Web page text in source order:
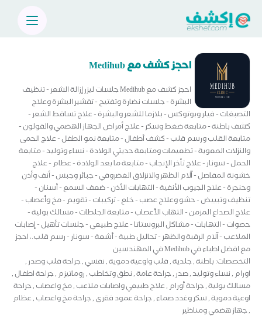
احجز كشف مع Medihub
احجز كشف مع Medihub جلسات ليزر إزالة الشعر - تنظيف
البشرة - جلسات نضارة وتفتيح - تقشير البشرة وعلاج
التصبغات - فيلر وبوتوكس - بلازما للشعر والبشرة - علاج تساقط الشعر -
كشف باطنة - متابعة ضغط وسكر - علاج أمراض الجهاز الهضمي والقولون -
متابعة القلب ورسم قلب - كشف أطفال - متابعة نمو الطفل - علاج الحمى
والنزلات المعوية - تطعيمات ومتابعة حديثي الولادة - نساء وتوليد - متابعة
الحمل - سونار - علاج تأخر الإنجاب - متابعة ما بعد الولادة - عظام - علاج
خشونة المفاصل - آلام الظهر والانزلاق الغضروفي - جبائر وجبس - أنف وأذن
وحنجرة - علاج الجيوب الأنفية - التهابات الأذن - ضعف السمع - أسنان -
تنظيف وتبييض - حشو وعلاج عصب - خلع - تركيبات - تقويم - مخ وأعصاب -
علاج الصداع المزمن - التهاب الأعصاب - متابعة الجلطات - مسالك بولية -
حصوات - التهابات - مشاكل البروستاتا - علاج طبيعي - جلسات تأهيل - إصابات
الملاعب - آلام الرقبة والظهر - تحاليل طبية - أشعة - سونار - رسم قلب.، احجز
مع افضل اطباء في Medihub في المهندسين
التخصصات: باطنة , جلدية , قلب واوعية دموية , نفسي , جراحة قلب وصدر ,
اورام , نساء وتوليد , صدر , جراحة عامة , نطق وتخاطب , روماتيزم , جراحة اطفال ,
مسالك بولية , جراحة أورام , علاج طبيعي واصابات ملاعب , مخ واعصاب , جراحة
اوعية دموية , سكر وغدد صماء , جراحة عمود فقري , جراحة مخ واعصاب , عظام
, جهاز هضمي ومناظير